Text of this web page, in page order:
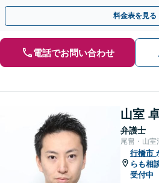
ください。【休日・夜間面談可】
料金表を見る
電話でお問い合わせ
山室
弁護士
尾畠・山室
行橋市
らも相
受付中